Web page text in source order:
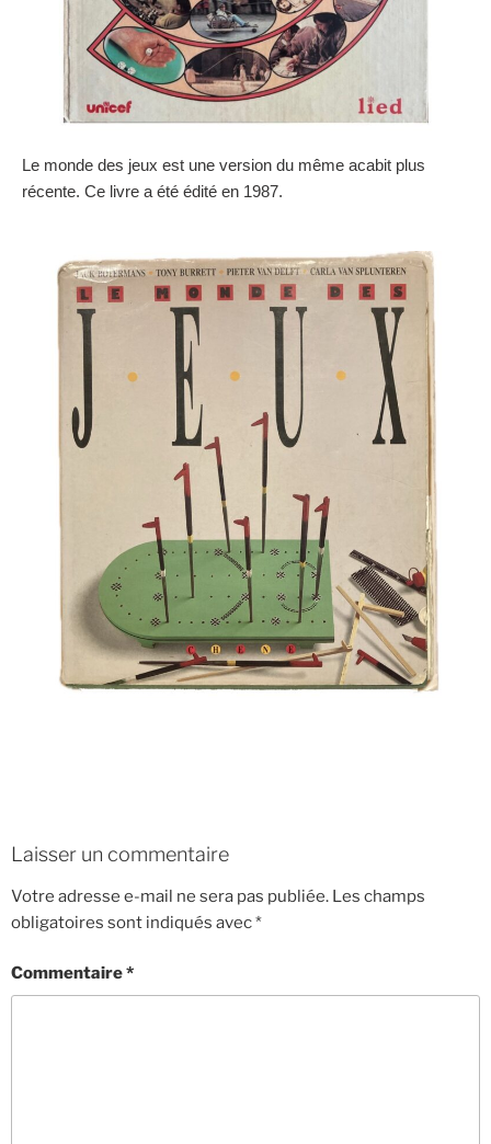
Le monde des jeux est une version du même acabit plus
récente. Ce livre a été édité en 1987.
Laisser un commentaire
Votre adresse e-mail ne sera pas publiée. Les champs
obligatoires sont indiqués avec*
Commentaire*